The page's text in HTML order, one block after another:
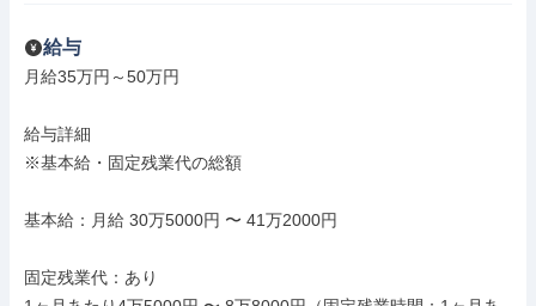
給与
月給35万円～50万円
給与詳細
※基本給・固定残業代の総額
基本給：月給 30万5000円 〜 41万2000円
固定残業代：あり